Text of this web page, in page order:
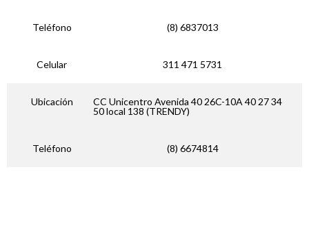
Teléfono (8) 6837013
Celular 311 471 5731
Ubicación
CC Unicentro Avenida 40 26C-10A 40 27 34
50 local 138 (TRENDY)
Teléfono (8) 6674814